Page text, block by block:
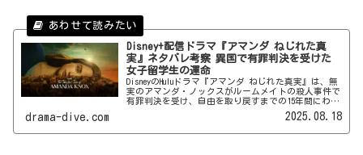
Disney+配信ドラマ『アマンダ ねじれた真
実』ネタバレ考察 異国で有罪判決を受けた
女子留学生の運命
DisneyのHuluドラマ『アマンダ ねじれた真実』は、無
実のアマンダ・ノックスがルームメイトの殺人事件で
有罪判決を受け、自由を取り戻すまでの15年間にわた
る苦難の実話を描くシリーズ。この記事ではキャスト
やあらすじの紹介に加え、ネタバレなしの感想とネタ
drama-dive.com 2025.08.18